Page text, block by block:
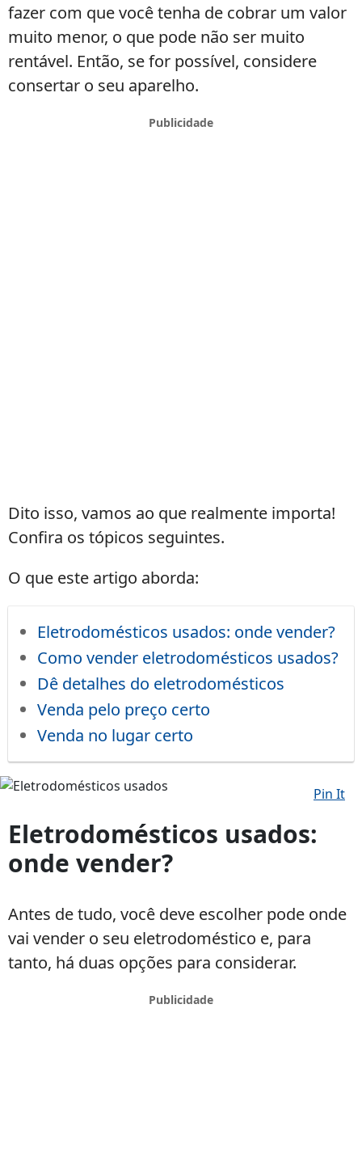
fazer com que você tenha de cobrar um valor
muito menor, o que pode não ser muito
rentável. Então, se for possível, considere
consertar o seu aparelho.
Dito isso, vamos ao que realmente importa!
Confira os tópicos seguintes.
O que este artigo aborda:
Eletrodomésticos usados: onde vender?
Como vender eletrodomésticos usados?
Dê detalhes do eletrodomésticos
Venda pelo preço certo
Venda no lugar certo
usados
Pin It
Eletrodomésticos usados:
onde vender?
Antes de tudo, você deve escolher pode onde
vai vender o seu eletrodoméstico e, para
tanto, há duas opções para considerar.